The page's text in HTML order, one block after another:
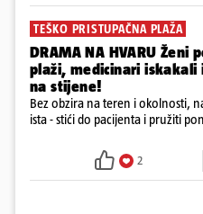
TEŠKO PRISTUPAČNA PLAŽA
DRAMA NA HVARU Ženi
plaži, medicinari iskakali
na stijene!
Bez obzira na teren i okolnosti,
ista - stići do pacijenta i pružiti
2